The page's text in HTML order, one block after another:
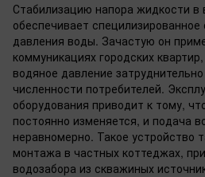
Стабилизацию напора жидкости в
обеспечивает
давления воды. Зачастую он
коммуникациях городских
водяное давление
численности потребителей.
оборудования приводит к тому,
постоянно изменяется, и подача
неравномерно. Такое устройство
монтажа в частных коттеджах,
водозабора из скважиных